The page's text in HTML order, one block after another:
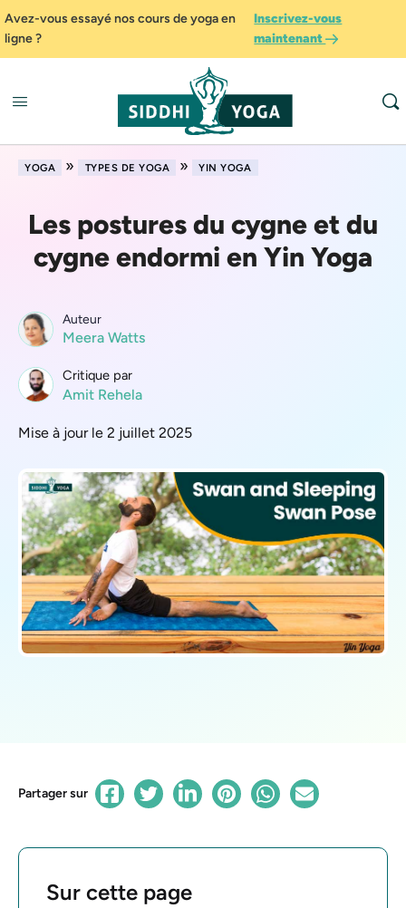
Avez-vous essayé nos cours de yoga en
ligne ?
Inscrivez-vous
maintenant
YOGA » TYPES DE YOGA » YIN YOGA
Les postures du cygne et du
cygne endormi en Yin Yoga
Auteur
Meera Watts
Critique par
Amit Rehela
Mise à jour le 2 juillet 2025
Partager sur
Sur cette page